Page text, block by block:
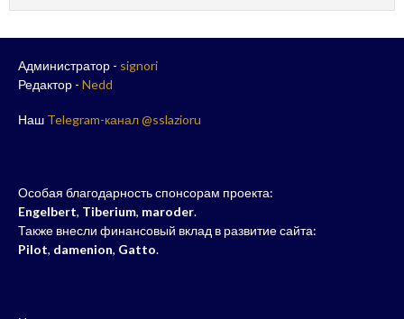
Администратор - signori
Редактор - Nedd
Наш Telegram-канал @sslazioru
Особая благодарность спонсорам проекта:
Engelbert, Tiberium, maroder.
Также внесли финансовый вклад в развитие сайта:
Pilot, damenion, Gatto.